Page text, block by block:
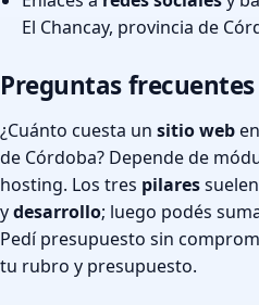
El Chancay, provincia de
Preguntas
¿Cuánto cuesta un sitio web
de Córdoba? Depende de
hosting. Los tres pilares
ydesarrollo; luego podés
Pedí presupuesto sin
tu rubro y presupuesto.